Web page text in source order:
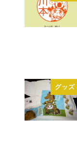
グッズ